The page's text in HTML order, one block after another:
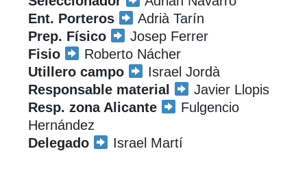
Ent. Porteros
Adrià Tarín
Prep. Físico
Josep Ferrer
Fisio
Roberto Nácher
Utillero campo
Israel Jordà
Responsable material
Javier Llopis
Resp. zona Alicante
Fulgencio
Hernández
Delegado
Israel Martí